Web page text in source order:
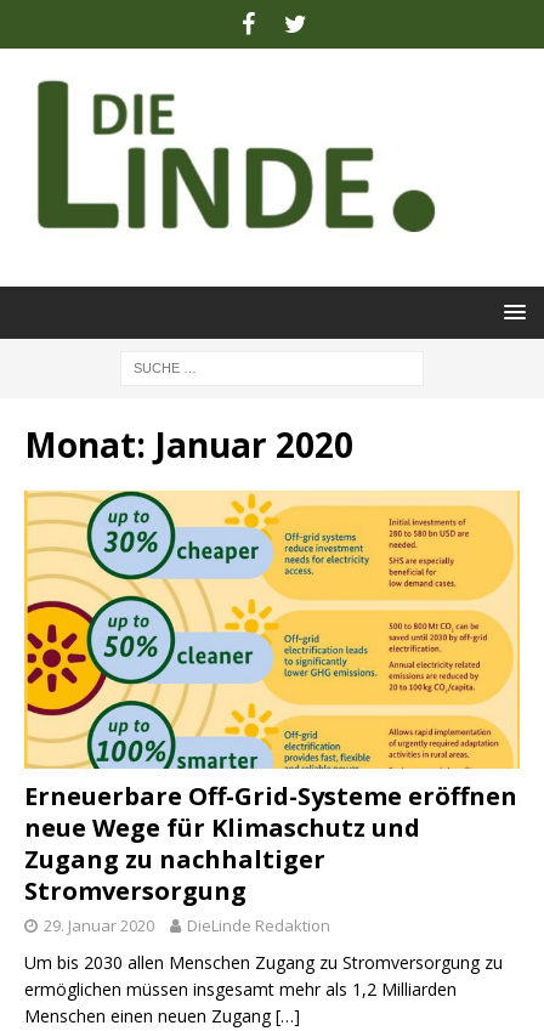
Monat: Januar 2020
Erneuerbare Off-Grid-Systeme eröffnen
neue Wege für Klimaschutz und
Zugang zu nachhaltiger
Stromversorgung
29. Januar 2020 DieLinde Redaktion
Um bis 2030 allen Menschen Zugang zu Stromversorgung zu
ermöglichen müssen insgesamt mehr als 1,2 Milliarden
Menschen einen neuen Zugang[…]